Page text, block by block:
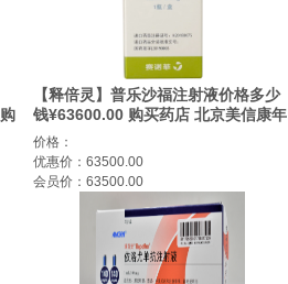
【释倍灵】普乐沙福注射液价格多少
钱¥63600.00 购买药店 北京美信康年
大药房 适应症非霍奇金淋巴瘤(NHL)
价格：
优惠价：63500.00
会员价：63500.00